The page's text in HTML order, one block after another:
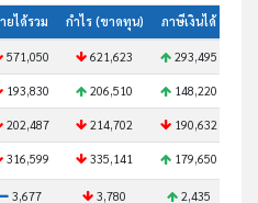
ยได้รวม กำไร (ขาดทุน) ภาษีเงินได้
571,050 621,623 293,495
193,830 206,510 148,220
202,487 214,702 190,632
316,599 335,141 179,650
3,677 3,780 2,435